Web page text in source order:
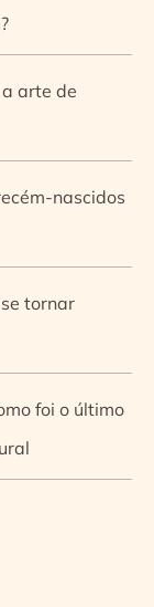
arte de
nascidos
tornar
foi o último